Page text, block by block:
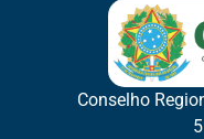
Conselho